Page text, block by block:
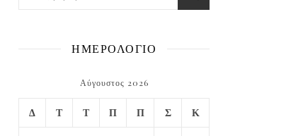
ΗΜΕΡΟΛΟΓΙΟ
Αύγουστος 2026
Δ Τ Τ Π Π Σ Κ